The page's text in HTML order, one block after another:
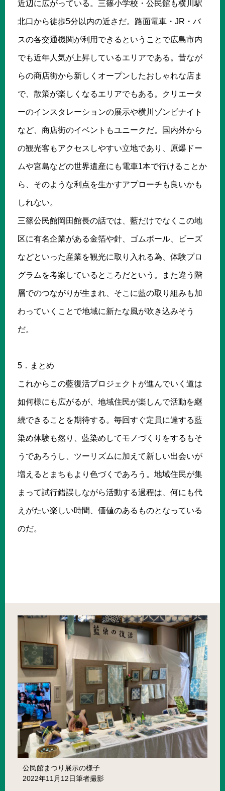
近辺に広がっている。三篠小学校・公民館も横川駅
北口から徒歩5分以内の近さだ。路面電車・JR・バ
スの各交通機関が利用できるということで広島市内
でも近年人気が上昇しているエリアである。昔なが
らの商店街から新しくオープンしたおしゃれな店ま
で、散策が楽しくなるエリアでもある。クリエータ
ーのインスタレーションの展示や横川ゾンビナイト
など、商店街のイベントもユニークだ。国内外から
の観光客もアクセスしやすい立地であり、原爆ドー
ムや宮島などの世界遺産にも電車1本で行けることか
ら、そのような利点を生かすアプローチも良いかも
しれない。
三篠公民館岡田館長の話では、藍だけでなくこの地
区に有名企業がある金箔や針、ゴムボール、ビーズ
などといった産業を観光に取り入れる為、体験プロ
グラムを考案しているところだという。また違う階
層でのつながりが生まれ、そこに藍の取り組みも加
わっていくことで地域に新たな風が吹き込みそう
だ。
5．まとめ
これからこの藍復活プロジェクトが進んでいく道は
如何様にも広がるが、地域住民が楽しんで活動を継
続できることを期待する。毎回すぐ定員に達する藍
染め体験も然り、藍染めしてモノづくりをするもそ
うであろうし、ツーリズムに加えて新しい出会いが
増えるとまちもより色づくであろう。地域住民が集
まって試行錯誤しながら活動する過程は、何にも代
えがたい楽しい時間、価値のあるものとなっている
のだ。
公民館まつり展示の様子
2022年11月12日筆者撮影